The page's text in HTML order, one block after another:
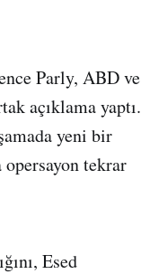
Parly, ABD ve
açıklama yaptı.
yeni bir
opersayon tekrar
Esed